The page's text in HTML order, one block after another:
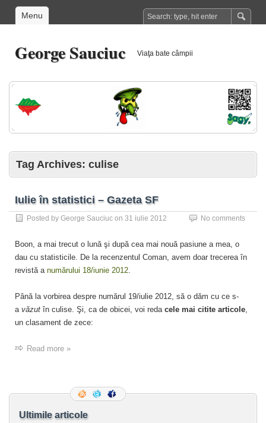
Menu
George Sauciuc Viaţa bate câmpii
Tag Archives: culise
Iulie în statistici – Gazeta SF
Posted by George Sauciuc on 31 iulie 2012 No comments
Boon, a mai trecut o lună şi după cea mai nouă pasiune a mea, o
dau cu statisticile. De la recenzentul Coman, avem doar trecerea în
revistă a numărului 18/iunie 2012
Până la vorbirea despre numărul 19/iulie 2012, să o dăm cu ce s-
a văzut în culise. Şi, ca de obicei, voi reda cele mai citite articole
un clasament de zece:
Read more »
Ultimile articole